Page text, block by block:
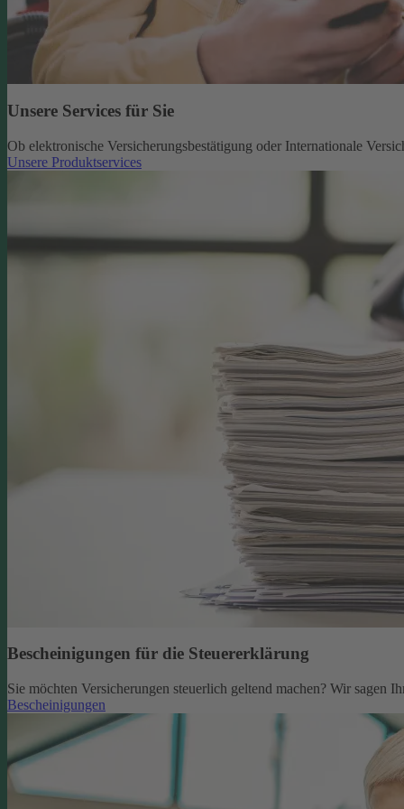
Unsere Services für Sie
Ob elektronische Versicherungsbestätigung oder Internationale
Unsere Produktservices
Bescheinigungen für die Steuererklärung
Sie möchten Versicherungen steuerlich geltend machen? Wir sagen
Bescheinigungen